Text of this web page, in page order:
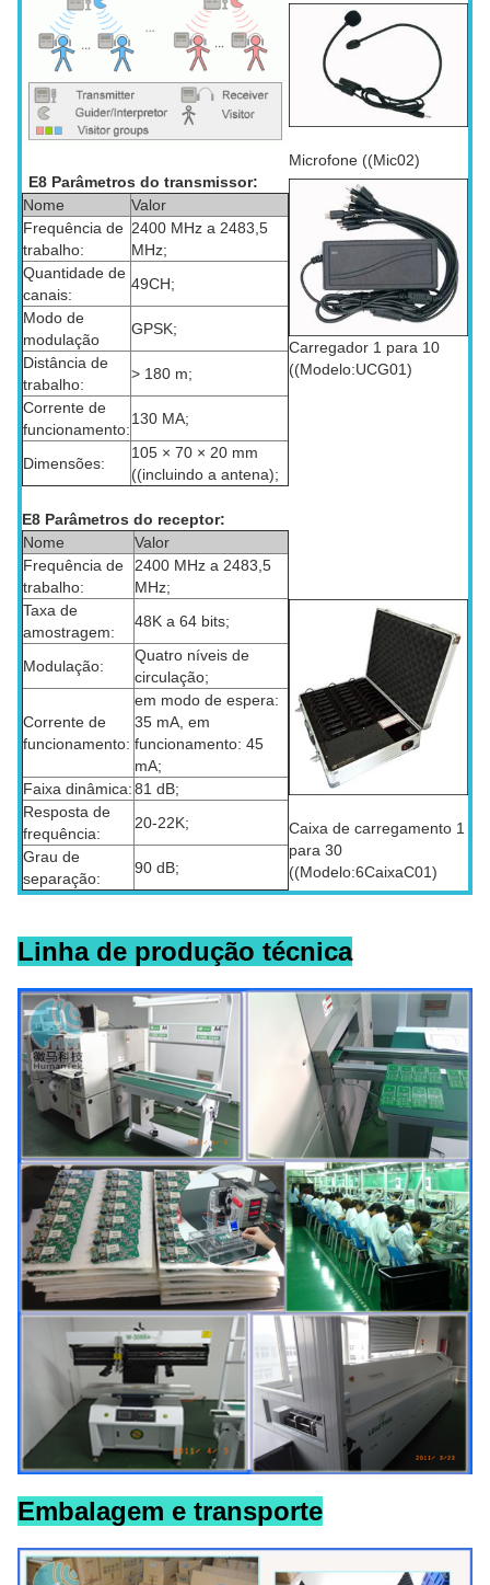
Microfone ((Mic02)
E8 Parâmetros do transmissor:
Nome
Valor
Frequência de
trabalho:
2400 MHz a 2483,5
MHz;
Quantidade de
canais:
49CH;
Modo de
modulação
GPSK;
Distância de
trabalho:
> 180 m;
Corrente de
funcionamento:
130 MA;
Dimensões:
105 × 70 × 20 mm
((incluindo a antena);
E8 Parâmetros do receptor:
Nome
Valor
Frequência de
trabalho:
2400 MHz a 2483,5
MHz;
Taxa de
amostragem:
48K a 64 bits;
Modulação:
Quatro níveis de
circulação;
Corrente de
funcionamento:
em modo de espera:
35 mA, em
funcionamento: 45
mA;
Faixa dinâmica:81 dB;
Resposta de
frequência:
20-22K;
Grau de
separação:
90 dB;
Carregador 1 para 10
((Modelo:UCG01)
Caixa de carregamento 1
para 30
((Modelo:6CaixaC01)
Linha de produção técnica
Embalagem e transporte